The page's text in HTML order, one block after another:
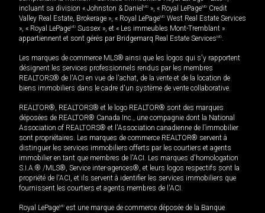
incluant sa division « Johnston & Daniel MD », « Royal LePageMD Credit
Valley Real Estate, Brokerage », « Royal LePageMD West Real Estate Services
», « Royal LePageMD Sussex », et « Les immeubles Mont-Tremblant »
appartiennent et sont gérés par Bridgemarq Real Estate ServicesMD.
Les marques de commerce MLS® ainsi que les logos qui s'y rapportent
désignent les services professionnels rendus par les membres
REALTORS® de l'ACI en vue de l'achat, de la vente et de la location de
biens immobiliers dans le cadre d'un système de vente collaborative.
REALTOR®, REALTORS® et le logo REALTOR® sont des marques
déposées de REALTOR® Canada Inc., une compagnie dont la National
Association of REALTORS® et l'Association canadienne de l’immobilier
sont propriétaires. Les marques de commerce REALTOR® servent à
distinguer les services immobiliers offerts par les courtiers et agents
immobilier en tant que membres de l'ACI. Les marques d'homologation
S.I.A.® /MLS®, Service inter-agences®, et leurs logos respectifs sont la
propriété de l'ACI, et ils servent à identifier les services immobiliers que
fournissent les courtiers et agents membres de l'ACI.
Royal LePageMD est une marque de commerce déposée de la Banque